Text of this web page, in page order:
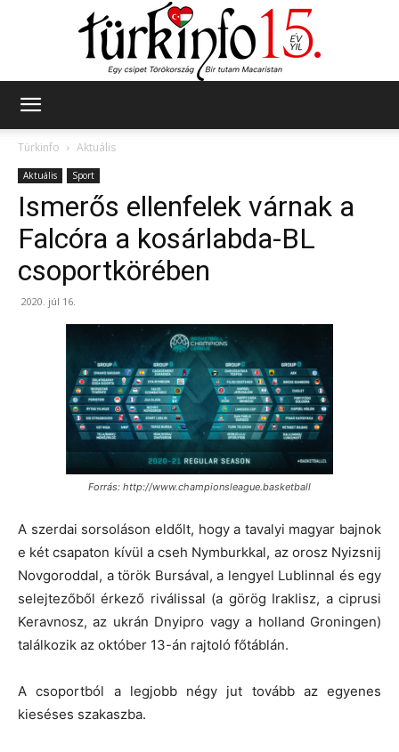
Türkinfo
Aktuális
Aktuális Sport
Ismerős ellenfelek várnak a
Falcóra a kosárlabda-BL
csoportkörében
2020. júl 16.
Forrás: http://www.championsleague.basketball
A szerdai sorsoláson eldőlt, hogy a tavalyi magyar bajnok
e két csapaton kívül a cseh Nymburkkal, az orosz Nyizsnij
Novgoroddal, a török Bursával, a lengyel Lublinnal és egy
selejtezőből érkező riválissal (a görög Iraklisz, a ciprusi
Keravnosz, az ukrán Dnyipro vagy a holland Groningen)
találkozik az október 13-án rajtoló főtáblán.
A csoportból a legjobb négy jut tovább az egyenes
kieséses szakaszba.